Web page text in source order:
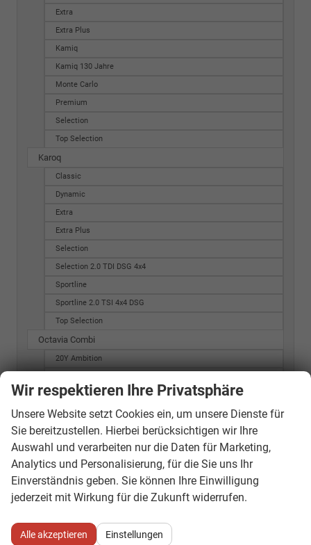
Extra
Extra Plus
Kamiq
Kamiq 130 Jahre
Monte Carlo
Premium
Selection
Top Selection
Karoq
Classic
Dynamic
Extra
Extra Plus
Selection
Selection 2.0 TDI DSG 4x4
Sportline
Sportline 2.0 TSI 4x4 DSG
Top Selection
Octavia Combi
20Y Ambition
ACTIVE G-TEC
AMBITION G-TEC
Active
Active Combi
Ambition
Ambition (MJ 2015)
Ambition (MJ 2016)
Ambition 2.0 TDI
Ambition Combi
Wir respektieren Ihre Privatsphäre
Unsere Website setzt Cookies ein, um unsere Dienste für
Sie bereitzustellen. Hierbei berücksichtigen wir Ihre
Auswahl und verarbeiten nur die Daten für Marketing,
Analytics und Personalisierung, für die Sie uns Ihr
Einverständnis geben. Sie können Ihre Einwilligung
jederzeit mit Wirkung für die Zukunft widerrufen.
Alle akzeptieren Einstellungen